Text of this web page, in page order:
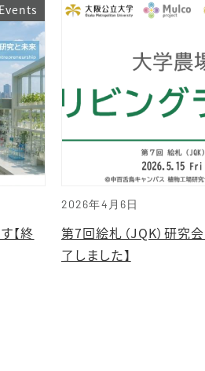
Events
【終
2026年4月6日
第7回絵札（JQK）研究
了しました】